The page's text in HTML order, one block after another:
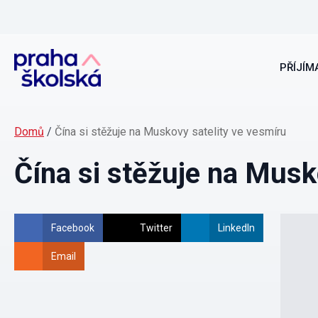
Domů / Čína si stěžuje na Muskovy satelity ve vesmíru
Čína si stěžuje na
Facebook Twitter LinkedIn
Email